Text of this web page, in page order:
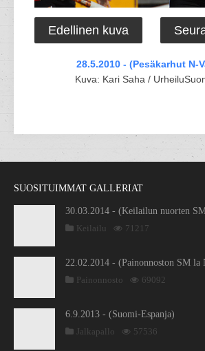
Edellinen kuva
28.5.2010 - (Pesäkarhut N-
Kuva: Kari Saha /
SUOSITUIMMAT GALLERIAT
30.03.2014 - (Keilailun nuorten
Keilailu
71217
22.02.2014 - (Painonnoston SM la
Painonnosto
69092
6.9.2013 - (Suomi-Espanja)
Jalkapallo
57536